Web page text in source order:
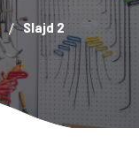
Slajd 2